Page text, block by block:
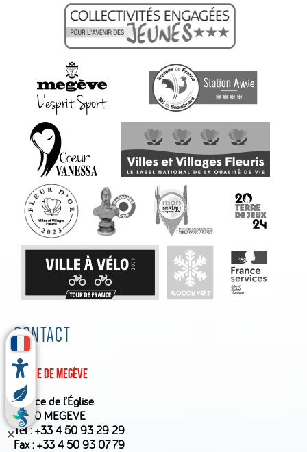
CONTACT
Mairie de Megève
1 place de l’Église
74120 MEGEVE
Tél :+33 4 50 93 29 29
Fax : +33 4 50 93 07 79